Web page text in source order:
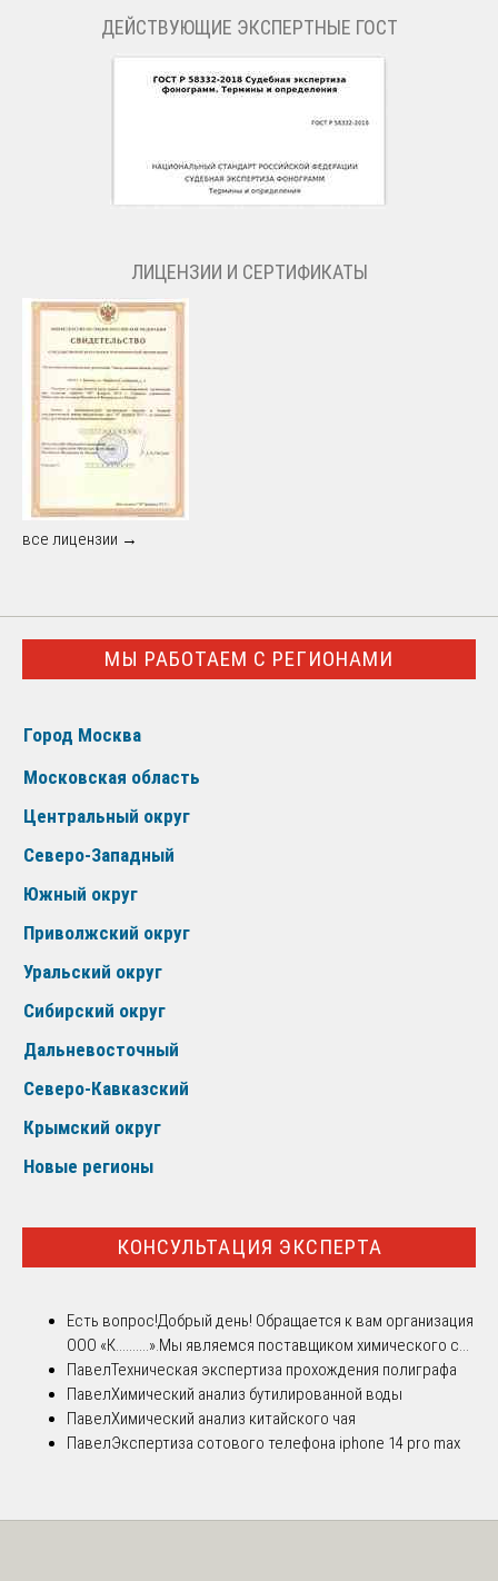
ДЕЙСТВУЮЩИЕ ЭКСПЕРТНЫЕ ГОСТ
ЛИЦЕНЗИИ И СЕРТИФИКАТЫ
все лицензии →
МЫ РАБОТАЕМ С РЕГИОНАМИ
Город Москва
Московская область
Центральный округ
Северо-Западный
Южный округ
Приволжский округ
Уральский округ
Сибирский округ
Дальневосточный
Северо-Кавказский
Крымский округ
Новые регионы
КОНСУЛЬТАЦИЯ ЭКСПЕРТА
Есть вопрос!Добрый день! Обращается к вам организация
ООО «К..........».Мы являемся поставщиком химического с...
ПавелТехническая экспертиза прохождения полиграфа
ПавелХимический анализ бутилированной воды
ПавелХимический анализ китайского чая
ПавелЭкспертиза сотового телефона iphone 14 pro max